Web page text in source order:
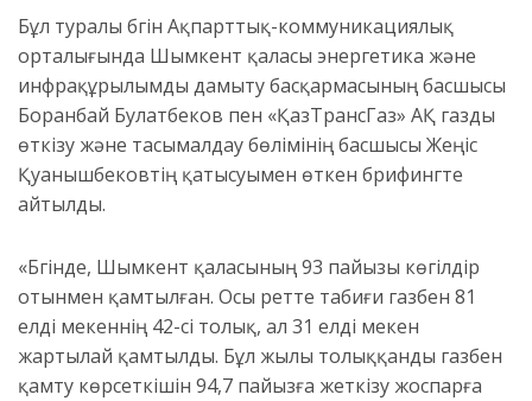
Бұл туралы бүгін Ақпарттық-коммуникациялық
орталығында Шымкент қаласы энергетика және
инфрақұрылымды дамыту басқармасының басшысы
Боранбай Булатбеков пен «ҚазТрансГаз» АҚ газды
өткізу және тасымалдау бөлімінің басшысы Жеңіс
Қуанышбековтің қатысуымен өткен брифингте
айтылды.
«Бүгінде, Шымкент қаласының 93 пайызы көгілдір
отынмен қамтылған. Осы ретте табиғи газбен 81
елді мекеннің 42-сі толық, ал 31 елді мекен
жартылай қамтылды. Бұл жылы толыққанды газбен
қамту көрсеткішін 94,7 пайызға жеткізу жоспарға